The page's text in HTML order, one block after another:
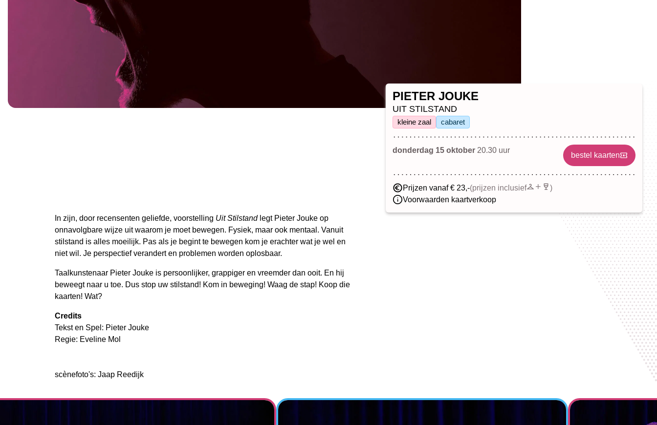
PIETER JOUKE
UIT STILSTAND
kleine zaal cabaret
donderdag 15 oktober 20.30 uur
bestel kaarten
Prijzen vanaf € 23,-(prijzen inclusief
)
Voorwaarden kaartverkoop
In zijn, door recensenten geliefde, voorstelling Uit Stilstandlegt Pieter Jouke op
onnavolgbare wijze uit waarom je moet bewegen. Fysiek, maar ook mentaal. Vanuit
stilstand is alles moeilijk. Pas als je begint te bewegen kom je erachter wat je wel en
niet wil. Je perspectief verandert en problemen worden oplosbaar.
Taalkunstenaar Pieter Jouke is persoonlijker, grappiger en vreemder dan ooit. En hij
beweegt naar u toe. Dus stop uw stilstand! Kom in beweging! Waag de stap! Koop die
kaarten! Wat?
Credits
Tekst en Spel: Pieter Jouke
Regie: Eveline Mol
scènefoto's: Jaap Reedijk